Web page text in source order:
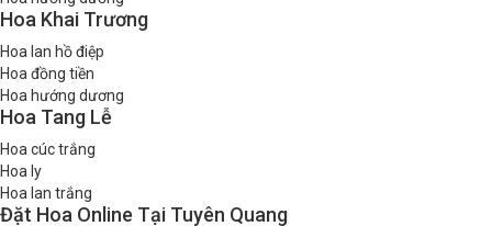
Hoa hướng dương
Hoa Khai Trương
Hoa lan hồ điệp
Hoa đồng tiền
Hoa hướng dương
Hoa Tang Lễ
Hoa cúc trắng
Hoa ly
Hoa lan trắng